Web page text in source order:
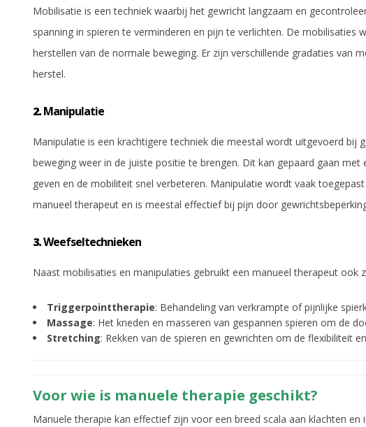
Mobilisatie is een techniek waarbij het gewricht langzaam en
spanning in spieren te verminderen en pijn te verlichten. De
herstellen van de normale beweging. Er zijn verschillende gradaties van
herstel.
2.Manipulatie
Manipulatie is een krachtigere techniek die meestal wordt uitgevoerd
beweging weer in de juiste positie te brengen. Dit kan gepaard gaan
geven en de mobiliteit snel verbeteren. Manipulatie wordt vaak
manueel therapeut en is meestal effectief bij pijn door
3.Weefseltechnieken
Naast mobilisaties en manipulaties gebruikt een manueel therapeut
Triggerpointtherapie: Behandeling van verkrampte of pijnlijke
Massage: Het kneden en masseren van gespannen spieren om de
Stretching: Rekken van de spieren en gewrichten om de flexibiliteit
Voor wie is manuele therapie geschikt?
Manuele therapie kan effectief zijn voor een breed scala aan klachten